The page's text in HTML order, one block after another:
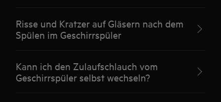
Risse und Kratzer auf Gläsern nach dem
Spülen im Geschirrspüler
Kann ich den Zulaufschlauch vom
Geschirrspüler selbst wechseln?